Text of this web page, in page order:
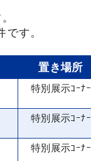
す。
置き場所
特別展示ｺｰﾅｰ
特別展示ｺｰﾅｰ
特別展示ｺｰﾅｰ